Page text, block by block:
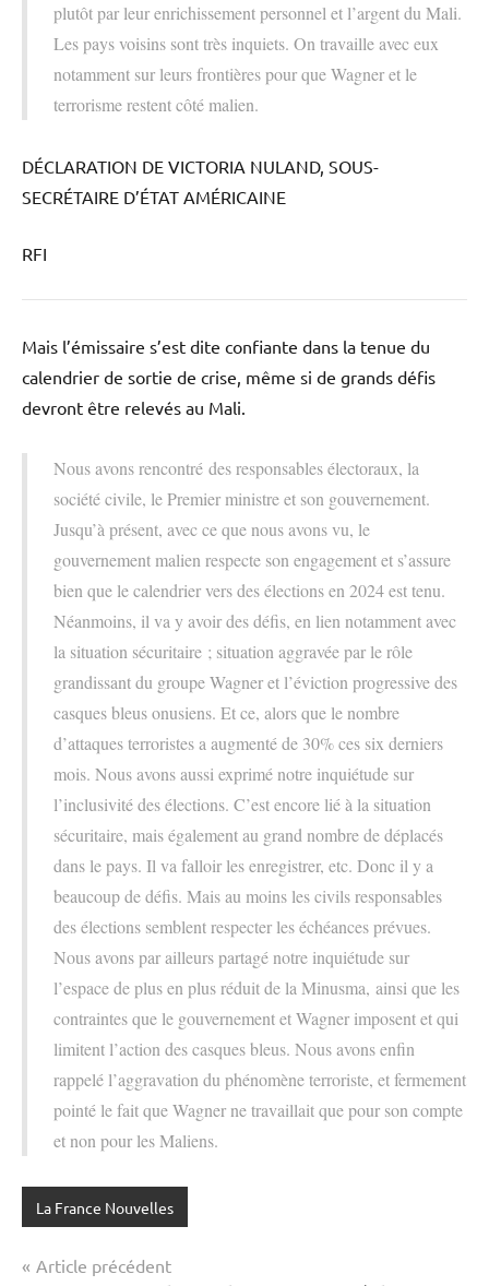
plutôt par leur enrichissement personnel et l’argent du Mali.
Les pays voisins sont très inquiets. On travaille avec eux
notamment sur leurs frontières pour que Wagner et le
terrorisme restent côté malien.
DÉCLARATION DE VICTORIA NULAND, SOUS-
SECRÉTAIRE D’ÉTAT AMÉRICAINE
RFI
Mais l’émissaire s’est dite confiante dans la tenue du
calendrier de sortie de crise, même si de grands défis
devront être relevés au Mali.
Nous avons rencontré des responsables électoraux, la
société civile, le Premier ministre et son gouvernement.
Jusqu’à présent, avec ce que nous avons vu, le
gouvernement malien respecte son engagement et s’assure
bien que le calendrier vers des élections en 2024 est tenu.
Néanmoins, il va y avoir des défis, en lien notamment avec
la situation sécuritaire ; situation aggravée par le rôle
grandissant du groupe Wagner et l’éviction progressive des
casques bleus onusiens. Et ce, alors que le nombre
d’attaques terroristes a augmenté de 30% ces six derniers
mois. Nous avons aussi exprimé notre inquiétude sur
l’inclusivité des élections. C’est encore lié à la situation
sécuritaire, mais également au grand nombre de déplacés
dans le pays. Il va falloir les enregistrer, etc. Donc il y a
beaucoup de défis. Mais au moins les civils responsables
des élections semblent respecter les échéances prévues.
Nous avons par ailleurs partagé notre inquiétude sur
l’espace de plus en plus réduit de la Minusma, ainsi que les
contraintes que le gouvernement et Wagner imposent et qui
limitent l’action des casques bleus. Nous avons enfin
rappelé l’aggravation du phénomène terroriste, et fermement
pointé le fait que Wagner ne travaillait que pour son compte
et non pour les Maliens.
La France Nouvelles
Navigation
Article précédent